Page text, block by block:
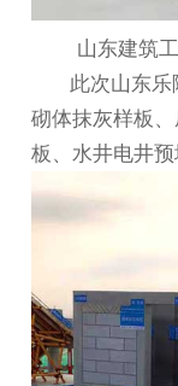
山东建筑
此次山东乐
砌体抹灰样板
板、水井电井预